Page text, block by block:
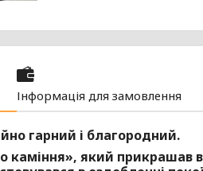
Інформація для замовлення
гарний і благородний.
каміння», який прикрашав